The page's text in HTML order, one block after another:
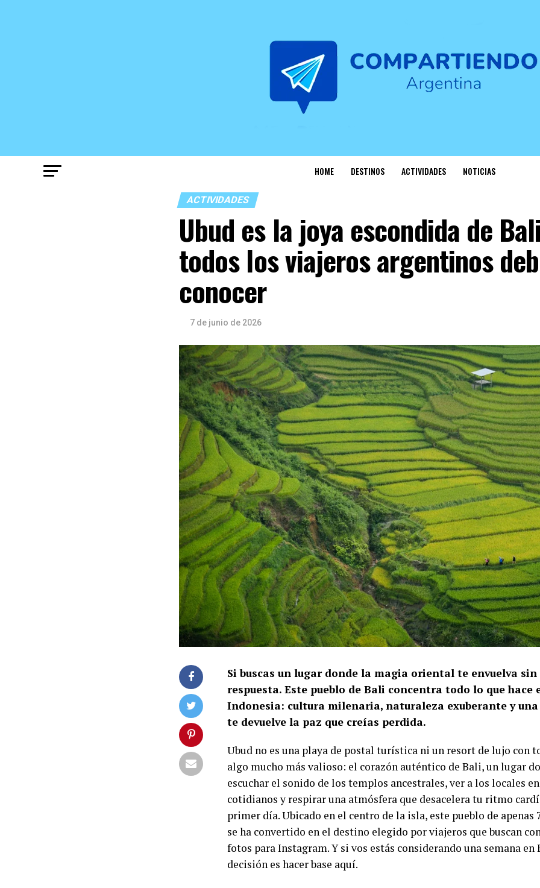
HOME DESTINOS ACTIVIDADES NOTICIAS
ACTIVIDADES
Ubud es la joya escondida de
todos los viajeros argentinos
conocer
7 de junio de 2026
Si buscas un lugar donde la magia oriental te envuelva sin
respuesta. Este pueblo de Bali concentra todo lo que hace
Indonesia: cultura milenaria, naturaleza exuberante y
te devuelve la paz que creías perdida.
Ubud no es una playa de postal turística ni un resort de lujo con
algo mucho más valioso: el corazón auténtico de Bali, un lugar
escuchar el sonido de los templos ancestrales, ver a los locales
cotidianos y respirar una atmósfera que desacelera tu ritmo
primer día. Ubicado en el centro de la isla, este pueblo de
se ha convertido en el destino elegido por viajeros que buscan
fotos para Instagram. Y si vos estás considerando una semana
decisión es hacer base aquí.